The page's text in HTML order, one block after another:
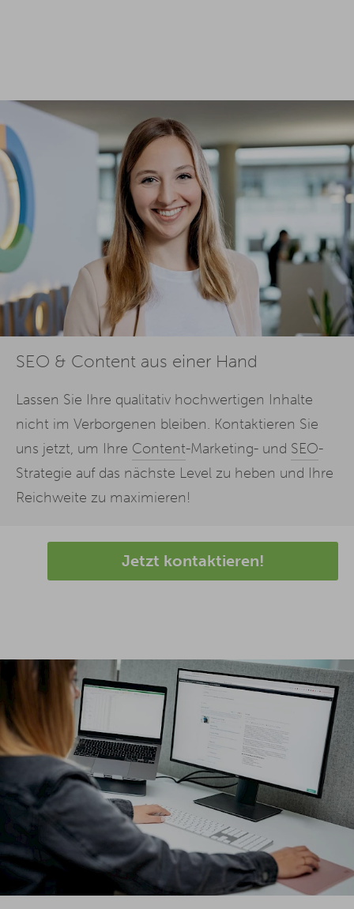
SEO & Content aus einer Hand
Lassen Sie Ihre qualitativ hochwertigen Inhalte
nicht im Verborgenen bleiben. Kontaktieren Sie
uns jetzt, um Ihre Content-Marketing- und SEO-
Strategie auf das nächste Level zu heben und Ihre
Reichweite zu maximieren!
Jetzt kontaktieren!